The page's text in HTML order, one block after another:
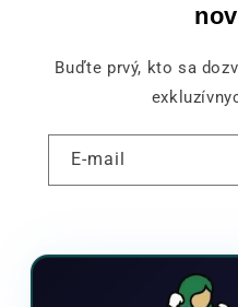
Buďte prvý, kto sa
E-mail